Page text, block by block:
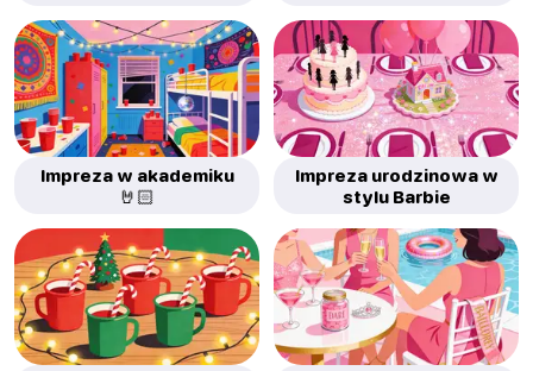
Impreza w akademiku
🤘🏻
Impreza urodzinowa w
stylu Barbie